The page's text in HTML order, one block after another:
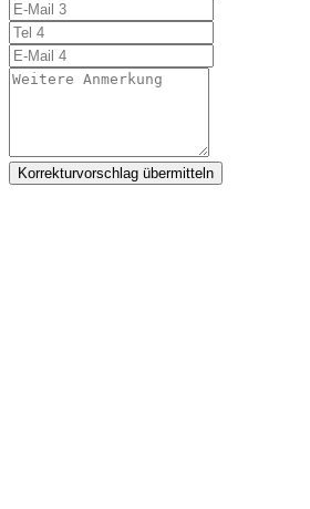
Korrekturvorschlag übermitteln